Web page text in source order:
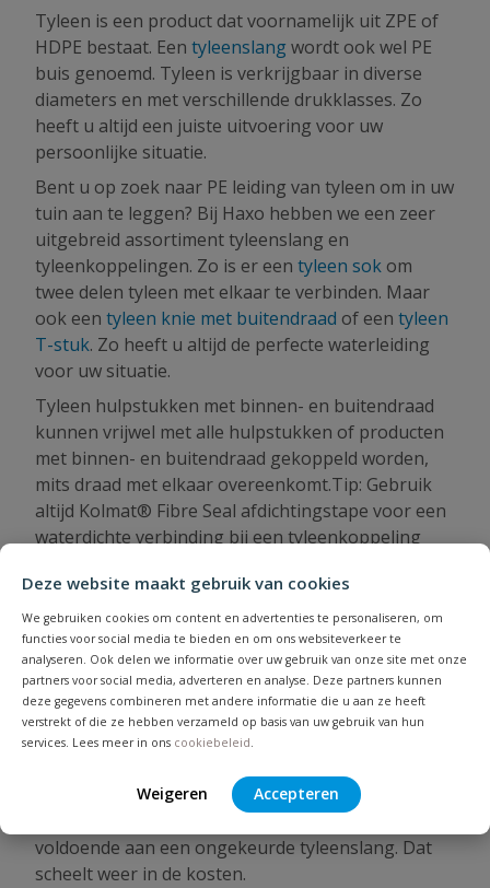
Deze website maakt gebruik van cookies
We gebruiken cookies om content en advertenties te personaliseren, om
functies voor social media te bieden en om ons websiteverkeer te
analyseren. Ook delen we informatie over uw gebruik van onze site met onze
partners voor social media, adverteren en analyse. Deze partners kunnen
deze gegevens combineren met andere informatie die u aan ze heeft
verstrekt of die ze hebben verzameld op basis van uw gebruik van hun
services. Lees meer in ons cookiebeleid.
Weigeren Accepteren
Tyleen is een product dat voornamelijk uit ZPE of
HDPE bestaat. Een tyleenslangwordt ook wel PE
buis genoemd. Tyleen is verkrijgbaar in diverse
diameters en met verschillende drukklasses. Zo
heeft u altijd een juiste uitvoering voor uw
persoonlijke situatie.
Bent u op zoek naar PE leiding van tyleen om in uw
tuin aan te leggen? Bij Haxo hebben we een zeer
uitgebreid assortiment tyleenslang en
tyleenkoppelingen. Zo is er een tyleen sok om
twee delen tyleen met elkaar te verbinden. Maar
ook een tyleen knie met buitendraad of een tyleen
T-stuk. Zo heeft u altijd de perfecte waterleiding
voor uw situatie.
Tyleen hulpstukken met binnen- en buitendraad
kunnen vrijwel met alle hulpstukken of producten
met binnen- en buitendraad gekoppeld worden,
mits draad met elkaar overeenkomt.Tip: Gebruik
altijd Kolmat® Fibre Seal afdichtingstape voor een
waterdichte verbinding bij een tyleenkoppeling
Tyleen met of zonder KIWA keurmerk
De tyleenslang is verkrijgbaar met of zonder KIWA
keurmerk. De keuze is afhankelijk van waar u de
waterleiding van tyleen oor gaat gebruiken. WIlt u
de waterleiding gebruiken voor drinkwater? Dan
heeft u tyleen voorzien van een KIWA keurmerk
gebruiken voor de beregening in de tuin, dan is
voldoende aan een ongekeurde tyleenslang. Dat
scheelt weer in de kosten.